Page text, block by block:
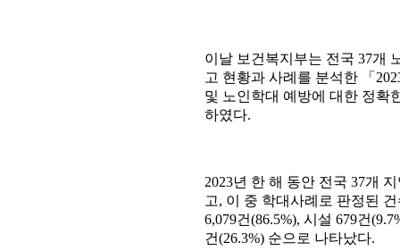
이날 보건복지부는 전국 37개
고 현황과 사례를 분석한 「
및 노인학대 예방에 대한 정확
하였다.
2023년 한 해 동안 전국 37개
고, 이 중 학대사례로 판정된
6,079건(86.5%), 시설 679건
건(26.3%) 순으로 나타났다.